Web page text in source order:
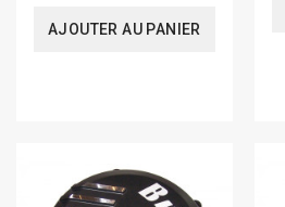
AJOUTER AU PANIER